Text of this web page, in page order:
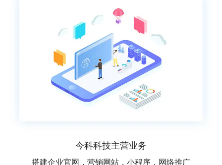
今科科技主营业务
搭建企业官网，营销网站，小程序，网络推广